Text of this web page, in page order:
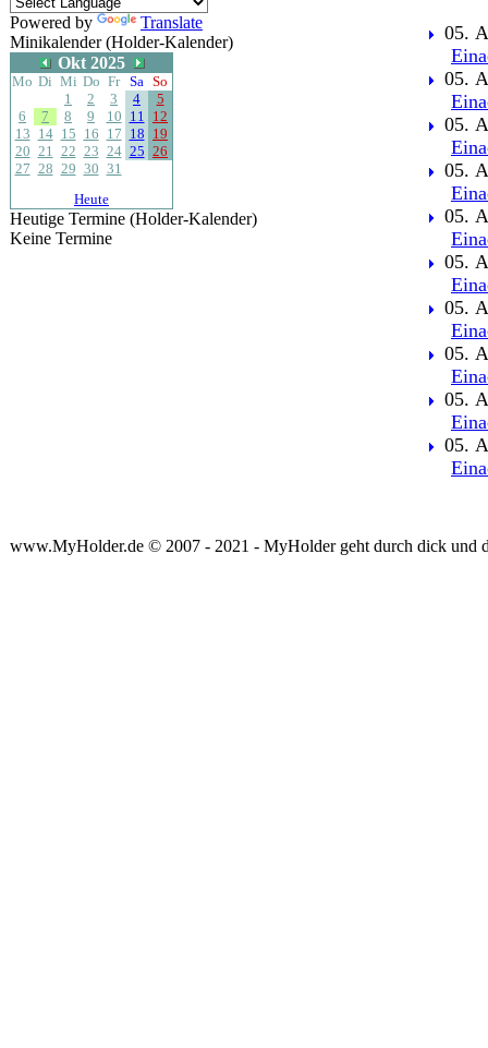
Powered by
Translate
Minikalender (Holder-Kalender)
Okt 2025
Mo Di Mi Do Fr Sa So
1
2 3 4
5
6
7 8 9 10 11 12
13 14 15 16 17 18 19
20 21 22 23 24 25 26
27 28 29 30 31
Heute
Heutige Termine (Holder-Kalender)
Keine Termine
05.
05.
05.
05.
05.
05.
05.
05.
05.
05.
www.MyHolder.de © 2007 - 2021 - MyHolder geht durch dick und